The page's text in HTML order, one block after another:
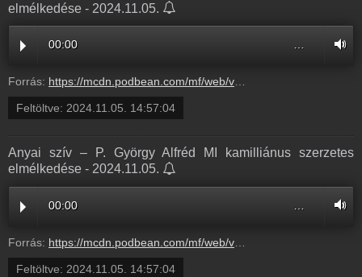
elmélkedése - 2024.11.05.
00:00 …
Forrás: https://mcdn.podbean.com/mf/web/vur9jdhqi9aki6ff/4_el_ad_s_Anyai_sz_v_Gy_rgy_Alfr_d_atya_Alm_dial_gus_20249t3wz.mp3
Feltöltve: 2024.11.05. 14:57:04
Anyai szív – P. György Alfréd MI kamilliánus szerzetes
elmélkedése - 2024.11.05.
00:00
Forrás: https://mcdn.podbean.com/mf/web/vur9jdhqi9aki6ff/4_el_ad_s_Anyai_sz_v_Gy_rgy_Alfr_d_atya_Alm_dial_gus_20249t3wz.mp3
Feltöltve: 2024.11.05. 14:57:04